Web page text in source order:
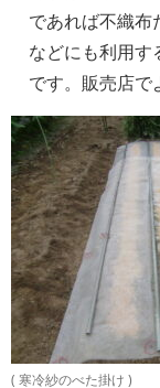
であれば不織布
などにも利用す
です。販売店で
( 寒冷紗のべた掛け )